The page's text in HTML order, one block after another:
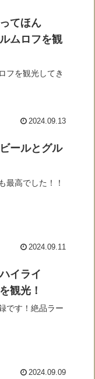
てほん
ムロフを観
フを観光してき
2024.09.13
ールとグル
最高でした！！
2024.09.11
イライ
観光！
です！絶品ラー
2024.09.09